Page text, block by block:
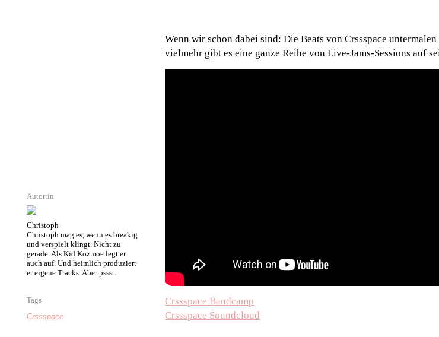
Autor:in
Christoph
Christoph mag es, wenn es breakig
und verspielt klingt. Nicht zu
gerade. Als Kid Kozmoe legt er
auch auf. Und heimlich produziert
er eigene Tracks. Aber pssst.
Tags
Crssspace
Wenn wir schon dabei sind: Die Beats von Crssspace
vielmehr gibt es eine ganze Reihe von Live-Jams-Sessions auf
Crssspace Bandcamp
Crssspace Soundcloud